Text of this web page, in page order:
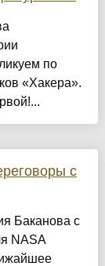
по
«Хакера».
с
Баканова с
NASA